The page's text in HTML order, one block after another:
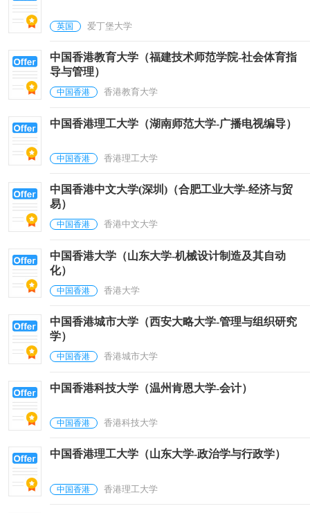
英国 爱丁堡大学
中国香港教育大学（福建技术师范学院-社会体育指
导与管理）
中国香港 香港教育大学
中国香港理工大学（湖南师范大学-广播电视编导）
中国香港 香港理工大学
中国香港中文大学(深圳)（合肥工业大学-经济与贸
易）
中国香港 香港中文大学
中国香港大学（山东大学-机械设计制造及其自动
化）
中国香港 香港大学
中国香港城市大学（西安大略大学-管理与组织研究
学）
中国香港 香港城市大学
中国香港科技大学（温州肯恩大学-会计）
中国香港 香港科技大学
中国香港理工大学（山东大学-政治学与行政学）
中国香港 香港理工大学